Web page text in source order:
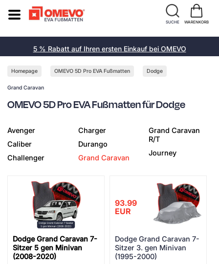
5 % Rabatt auf Ihren ersten Einkauf bei OMEVO
Homepage OMEVO 5D Pro EVA Fußmatten Dodge
Grand Caravan
OMEVO 5D Pro EVA Fußmatten für Dodge
Avenger
Caliber
Challenger
Charger
Durango
Grand Caravan
Grand Caravan
R/T
Journey
Dodge Grand Caravan 7-
Sitzer 5 gen Minivan
(2008-2020)
93.99
EUR
Dodge Grand Caravan 7-
Sitzer 3. gen Minivan
(1995-2000)
SUCHE WARENKORB